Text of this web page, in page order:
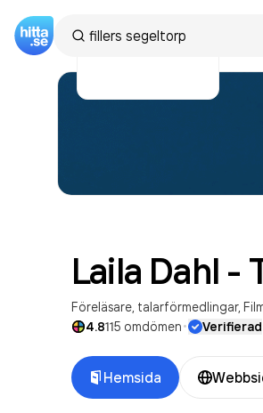
Laila Dahl -
Föreläsare, talarförmedlingar
4.8115 omdömen· Verifierad
Hemsida